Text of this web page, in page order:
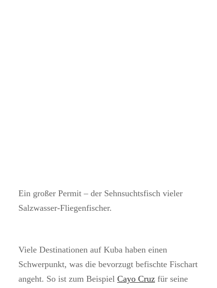
Ein großer Permit – der Sehnsuchtsfisch vieler
Salzwasser-Fliegenfischer.
Viele Destinationen auf Kuba haben einen
Schwerpunkt, was die bevorzugt befischte Fischart
angeht. So ist zum Beispiel Cayo Cruz für seine